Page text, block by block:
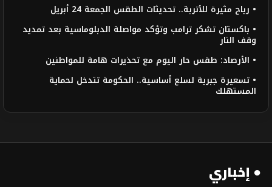
• رياح مثيرة للأتربة.. تحديثات الطقس الجمعة 24 أبريل
• باكستان تشكر ترامب وتؤكد مواصلة الدبلوماسية بعد تمديد
وقف النار
• الأرصاد: طقس حار اليوم مع تحذيرات هامة للمواطنين
• تسعيرة جبرية لسلع أساسية.. الحكومة تتدخل لحماية
المستهلك
● إخباري